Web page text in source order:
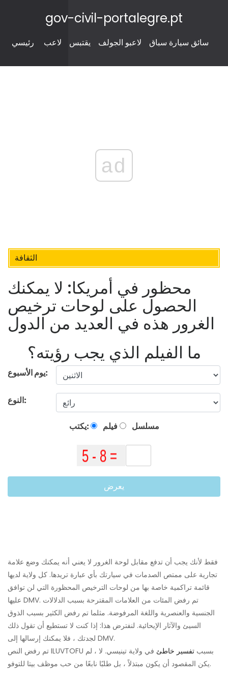
gov-civil-portalegre.pt
رئيسي لاعب يقتبس لاعبو الجولف سائق سيارة سباق
ad
الثقافة
محظور في أمريكا: لا يمكنك
الحصول على لوحات ترخيص
الغرور هذه في العديد من الدول
ما الفيلم الذي يجب رؤيته؟
يوم الأسبوع:
النوع:
يكتب: فيلم مسلسل
يعرض
فقط لأنك يجب أن تدفع مقابل لوحة الغرور لا يعني أنه يمكنك وضع علامة
تجارية على ممتص الصدمات في سيارتك بأي عبارة تريدها. كل ولاية لديها
قائمة تراكمية خاصة بها من لوحات الترخيص المحظورة التي لن توافق
عليها DMV. تم رفض المئات من العلامات المقترحة بسبب الدلالات
الجنسية والعنصرية واللغة المرفوضة. مثلما تم رفض الكثير بسبب الذوق
السيئ والآثار الإيحائية. لنفترض هذا: إذا كنت لا تستطيع أن تقول ذلك
لجدتك ، فلا يمكنك إرسالها إلى DMV.
تم رفض النص ILUVTOFU بسبب تفسير خاطئ في ولاية تينيسي. لا ، لم
يكن المقصود أن يكون مبتذلاً ، بل طلبًا نابعًا من حب موظف بيتا للتوفو.